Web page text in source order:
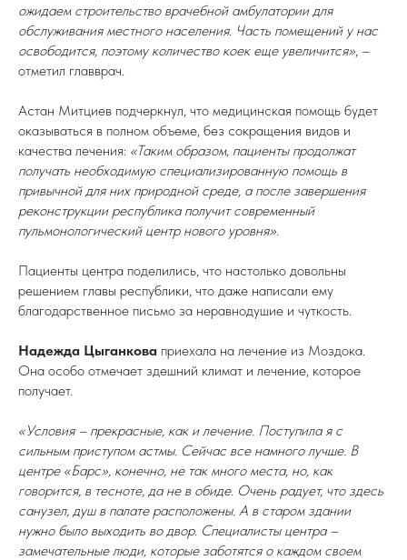
ожидаем строительство врачебной амбулатории для
обслуживания местного населения. Часть помещений у нас
освободится, поэтому количество коек еще увеличится», –
отметил главврач.
Астан Митциев подчеркнул, что медицинская помощь будет
оказываться в полном объеме, без сокращения видов и
качества лечения: «Таким образом, пациенты продолжат
получать необходимую специализированную помощь в
привычной для них природной среде, а после завершения
реконструкции республика получит современный
пульмонологический центр нового уровня».
Пациенты центра поделились, что настолько довольны
решением главы республики, что даже написали ему
благодарственное письмо за неравнодушие и чуткость.
Надежда Цыганкова приехала на лечение из Моздока.
Она особо отмечает здешний климат и лечение, которое
получает.
«Условия – прекрасные, как и лечение. Поступила я с
сильным приступом астмы. Сейчас все намного лучше. В
центре «Барс», конечно, не так много места, но, как
говорится, в тесноте, да не в обиде. Очень радует, что здесь
санузел, душ в палате расположены. А в старом здании
нужно было выходить во двор. Специалисты центра –
замечательные люди, которые заботятся о каждом своем